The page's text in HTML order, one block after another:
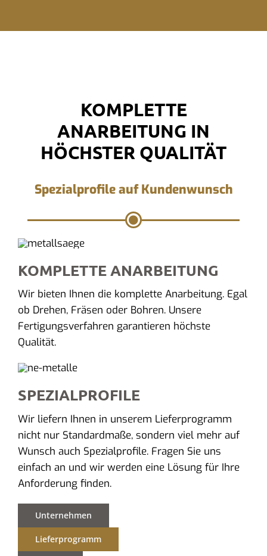
KOMPLETTE
ANARBEITUNG IN
HÖCHSTER QUALITÄT
Spezialprofile auf Kundenwunsch
KOMPLETTE ANARBEITUNG
Wir bieten Ihnen die komplette Anarbeitung. Egal
ob Drehen, Fräsen oder Bohren. Unsere
Fertigungsverfahren garantieren höchste
Qualität.
SPEZIALPROFILE
Wir liefern Ihnen in unserem Lieferprogramm
nicht nur Standardmaße, sondern viel mehr auf
Wunsch auch Spezialprofile. Fragen Sie uns
einfach an und wir werden eine Lösung für Ihre
Anforderung finden.
Unternehmen
Lieferprogramm